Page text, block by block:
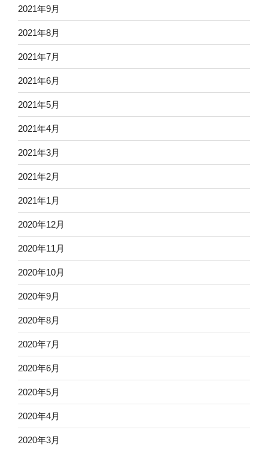
2021年9月
2021年8月
2021年7月
2021年6月
2021年5月
2021年4月
2021年3月
2021年2月
2021年1月
2020年12月
2020年11月
2020年10月
2020年9月
2020年8月
2020年7月
2020年6月
2020年5月
2020年4月
2020年3月